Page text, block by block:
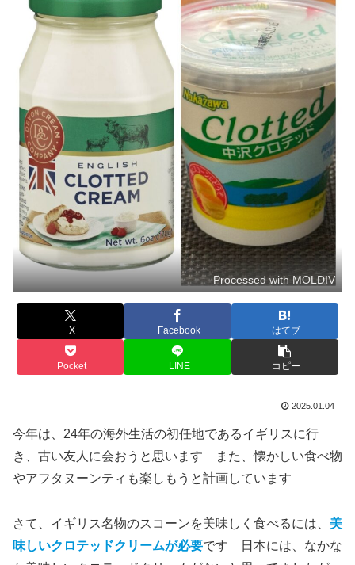
Processed with MOLDIV
X Facebook はてブ
Pocket LINE コピー
2025.01.04
今年は、24年の海外生活の初任地であるイギリスに行
き、古い友人に会おうと思います また、懐かしい食べ物
やアフタヌーンティも楽しもうと計画しています
さて、イギリス名物のスコーンを美味しく食べるには、 美
味しいクロテッドクリームが必要です 日本には、なかな